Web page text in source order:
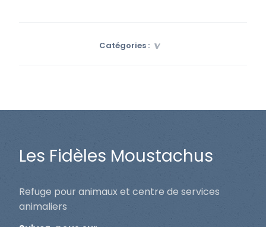
Catégories :
Les Fidèles Moustachus
Refuge pour animaux et centre de services
animaliers